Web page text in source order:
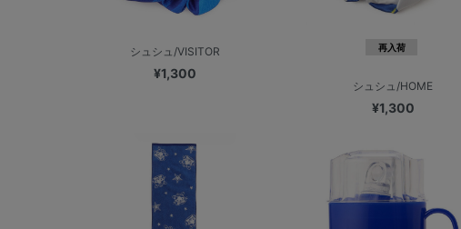
シュシュ/VISITOR
¥1,300
再入荷
シュシュ/HOME
¥1,300